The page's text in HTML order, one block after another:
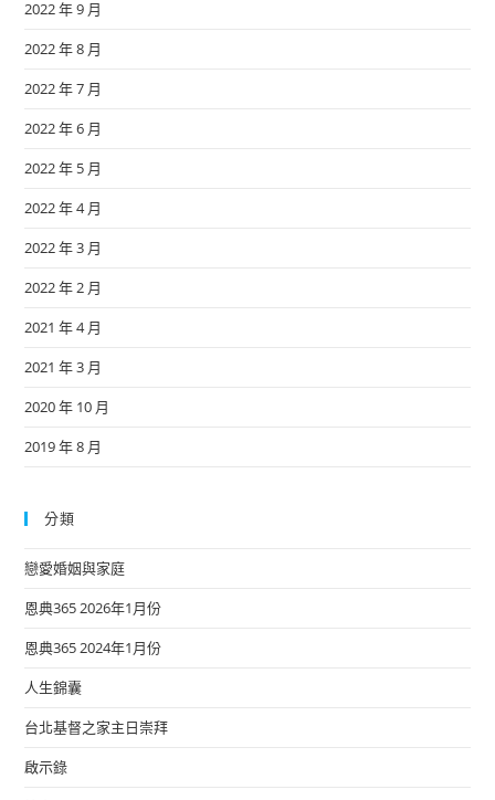
2022 年 9 月
2022 年 8 月
2022 年 7 月
2022 年 6 月
2022 年 5 月
2022 年 4 月
2022 年 3 月
2022 年 2 月
2021 年 4 月
2021 年 3 月
2020 年 10 月
2019 年 8 月
分類
戀愛婚姻與家庭
恩典365 2026年1月份
恩典365 2024年1月份
人生錦囊
台北基督之家主日崇拜
啟示錄